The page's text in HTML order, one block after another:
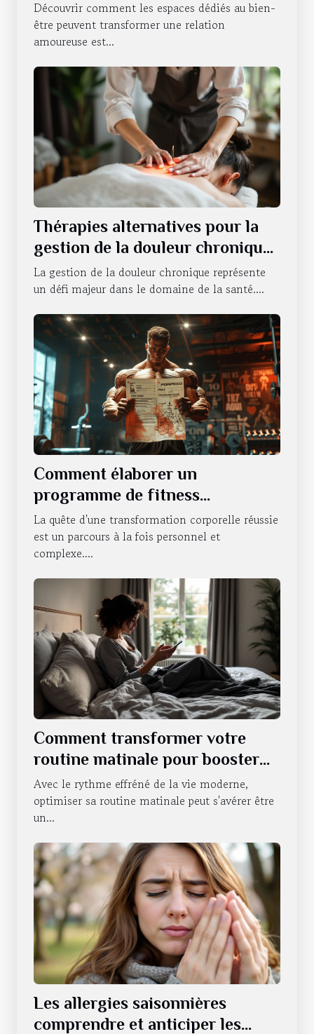
amoureux ?
Découvrir comment les espaces dédiés au bien-
être peuvent transformer une relation
amoureuse est...
Thérapies alternatives pour la
gestion de la douleur chronique
efficacité et applications
La gestion de la douleur chronique représente
un défi majeur dans le domaine de la santé....
Comment élaborer un
programme de fitness
personnalisé pour une
transformation corporelle
La quête d'une transformation corporelle réussie
est un parcours à la fois personnel et
complexe....
Comment transformer votre
routine matinale pour booster
votre énergie
Avec le rythme effréné de la vie moderne,
optimiser sa routine matinale peut s'avérer être
un...
Les allergies saisonnières
comprendre et anticiper les